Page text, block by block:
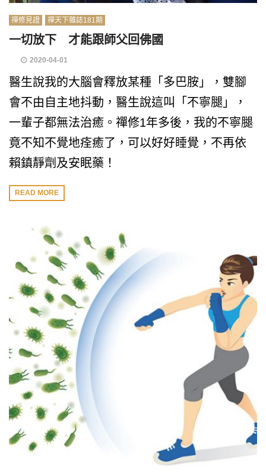
禪修見證 禪天下雜誌181期
一切放下 才能跟師父回佛國
2020-04-01
醫生說我的大腦會釋放某種「多巴胺」，雙腳
會不由自主地抖動，醫生說這叫「不寧腿」，
一輩子都無法治癒。禪修1年多後，我的不寧腿
竟不知不覺地痊癒了，可以好好睡覺，不再依
賴鎮靜劑及安眠藥！
READ MORE